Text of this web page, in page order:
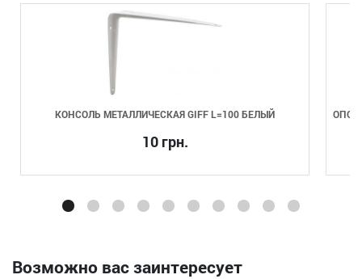
КОНСОЛЬ МЕТАЛЛИЧЕСКАЯ GIFF L=100 БЕЛЫЙ
10 грн.
Возможно вас заинтересует